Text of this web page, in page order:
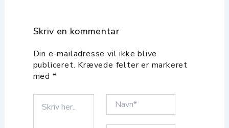
t
a
g
t
u
b
e
Skriv en kommentar
Din e-mailadresse vil ikke blive
publiceret. Krævede felter er markeret
med *
her..